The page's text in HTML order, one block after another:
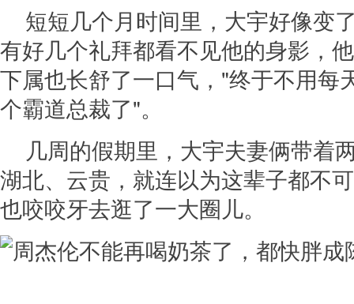
短短几个月时间里，大宇好像变
有好几个礼拜都看不见他的身影，
下属也长舒了一口气，"终于不用每
个霸道总裁了"。
几周的假期里，大宇夫妻俩带着
湖北、云贵，就连以为这辈子都不
也咬咬牙去逛了一大圈儿。